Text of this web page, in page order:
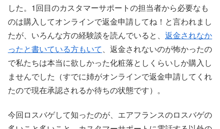
した。1回目のカスタマーサポートの担当者から必要なも
のは購入してオンラインで返金申請してね！と言われまし
たが、いろんな方の経験談を読んでいると、 返金されなか
ったと書いている方もいて、返金されないのが怖かったの
で私たちは本当に欲しかった化粧落としくらいしか購入し
ませんでした（すでに姉がオンラインで返金申請してくれ
たので現在承認されるか待ちの状態です）。
今回ロスバゲして知ったのが、エアフランスのロスバゲの